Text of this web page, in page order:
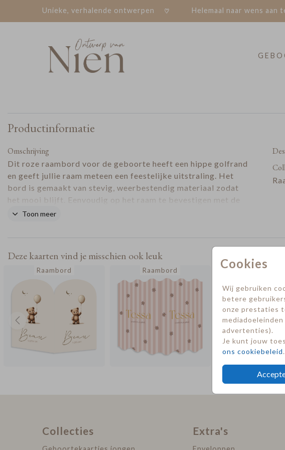
Unieke, verhalende ontwerpen Helemaal naar wens aan
Cookies
Wij gebruiken
betere
onze prestaties
advertenties).
Je kunt jouw
ons cookiebeleid.
Productinformatie
Omschrijving
Dit roze raambord voor de geboorte heeft een hippe golfrand
en geeft jullie raam meteen een feestelijke uitstraling. Het
bord is gemaakt van stevig, weerbestendig materiaal zodat
het mooi blijft. Eenvoudig op het raam te bevestigen met de
plakrand, waardoor je geen extra materialen nodig hebt. Een
Toon meer
Deze kaarten vind je misschien ook leuk
Raambord Raambord Raambord
Collecties Extra's